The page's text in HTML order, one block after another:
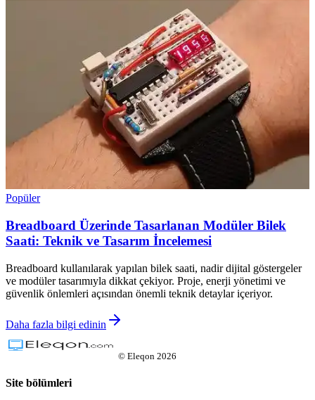
Popüler
Breadboard Üzerinde Tasarlanan Modüler Bilek
Saati: Teknik ve Tasarım İncelemesi
Breadboard kullanılarak yapılan bilek saati, nadir dijital göstergeler
ve modüler tasarımıyla dikkat çekiyor. Proje, enerji yönetimi ve
güvenlik önlemleri açısından önemli teknik detaylar içeriyor.
Daha fazla bilgi edinin
© Eleqon 2026
Site bölümleri